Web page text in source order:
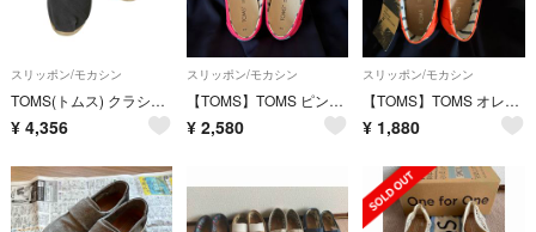
スリッポン/モカシン
TOMS(トムス) クラシックスリッポン レディース シューズ スリッポン
¥ 4,356
スリッポン/モカシン
【TOMS】TOMS ピンク W6 スリッポン キャンバスシューズ
¥ 2,580
スリッポン/モカシン
【TOMS】TOMS オレンジ W6 スリッポン キャンバスシューズ
¥ 1,880